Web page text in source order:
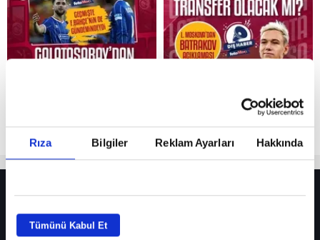
Rıza Bilgiler Reklam Ayarları Hakkında
Tümünü Kabul Et
Reddet
Fenerbahçe’de sürpriz ayrılık ihtimali! Devre arasında gelmişti